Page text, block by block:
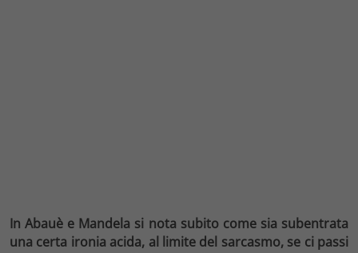
In Abauè e Mandela si nota subito come sia subentrata
una certa ironia acida, al limite del sarcasmo, se ci passi